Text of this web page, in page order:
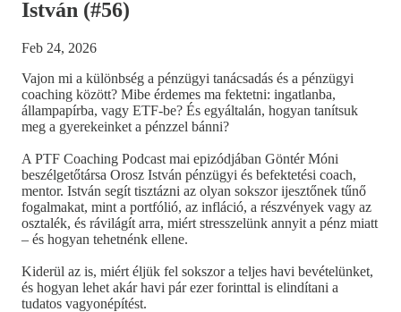
István (#56)
Feb 24, 2026
Vajon mi a különbség a pénzügyi tanácsadás és a pénzügyi
coaching között? Mibe érdemes ma fektetni: ingatlanba,
állampapírba, vagy ETF-be? És egyáltalán, hogyan tanítsuk
meg a gyerekeinket a pénzzel bánni?
A PTF Coaching Podcast mai epizódjában Göntér Móni
beszélgetőtársa Orosz István pénzügyi és befektetési coach,
mentor. István segít tisztázni az olyan sokszor ijesztőnek tűnő
fogalmakat, mint a portfólió, az infláció, a részvények vagy az
osztalék, és rávilágít arra, miért stresszelünk annyit a pénz miatt
– és hogyan tehetnénk ellene.
Kiderül az is, miért éljük fel sokszor a teljes havi bevételünket,
és hogyan lehet akár havi pár ezer forinttal is elindítani a
tudatos vagyonépítést.